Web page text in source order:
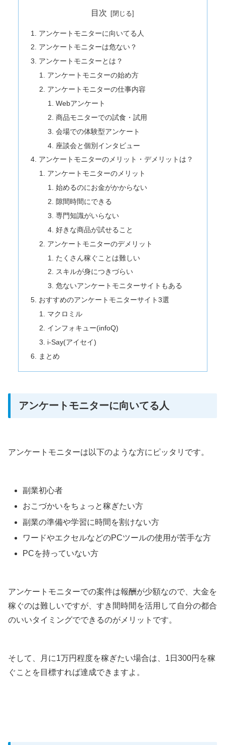
目次
アンケートモニターに向いてる人
アンケートモニターは危ない？
アンケートモニターとは？
アンケートモニターの始め方
アンケートモニターの仕事内容
Webアンケート
商品モニターでの試食・試用
会場での体験型アンケート
座談会と個別インタビュー
アンケートモニターのメリット・デメリットは？
アンケートモニターのメリット
始めるのにお金がかからない
隙間時間にできる
専門知識がいらない
好きな商品が試せること
アンケートモニターのデメリット
たくさん稼ぐことは難しい
スキルが身につきづらい
危ないアンケートモニターサイトもある
おすすめのアンケートモニターサイト3選
マクロミル
インフォキュー(infoQ)
i-Say(アイセイ)
まとめ
アンケートモニターに向いてる人
アンケートモニターは以下のような方にピッタリです。
副業初心者
おこづかいをちょっと稼ぎたい方
副業の準備や学習に時間を割けない方
ワードやエクセルなどのPCツールの使用が苦手な方
PCを持っていない方
アンケートモニターでの案件は報酬が少額なので、大金を
稼ぐのは難しいですが、すき間時間を活用して自分の都合
のいいタイミングでできるのがメリットです。
そして、月に1万円程度を稼ぎたい場合は、1日300円を稼
ぐことを目標すれば達成できますよ。